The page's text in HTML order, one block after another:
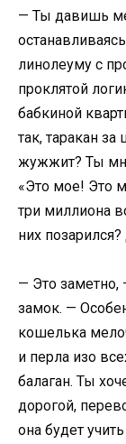
— Ты давишь
линолеуму с
проклятой
бабкиной
так, таракан
жужжит? Ты
«Это мое! Это
три миллиона
них
— Это заметно,
замок. —
кошелька
и перла изо
балаган. Ты
дорогой,
она будет